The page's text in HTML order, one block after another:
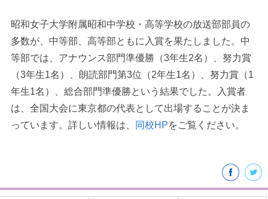
学校閲覧履歴はありません
ブックマークした学校
ブックマークした学校はありません
昭和女子大学附属昭和中学校・高等学校の放送部部員の
多数が、中等部、高等部ともに入賞を果たしました。中
等部では、アナウンス部門準優勝（3年生2名）、努力賞
（3年生1名）、朗読部門第3位（2年生1名）、努力賞（1
年生1名）、総合部門準優勝という結果でした。入賞者
は、全国大会に東京都の代表として出場することが決ま
っています。詳しい情報は、
同校HPをご覧ください。